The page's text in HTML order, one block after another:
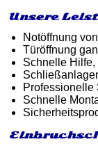
Unsere
Notöffnung
Türöffnung
Schnelle Hilfe,
Professionelle
Schnelle